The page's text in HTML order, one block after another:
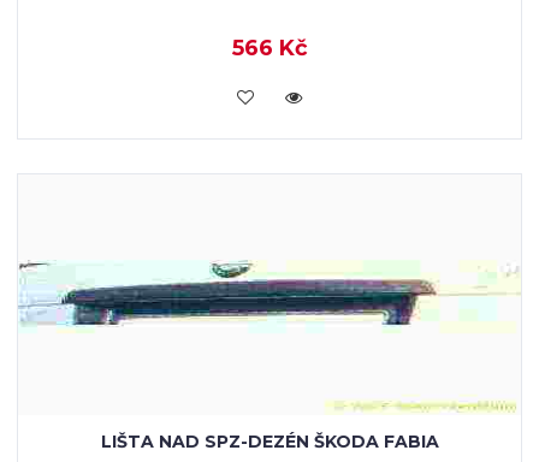
566 Kč
KOUPIT
LIŠTA NAD SPZ-DEZÉN ŠKODA FABIA